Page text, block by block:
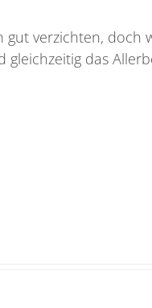
gut verzichten,
das